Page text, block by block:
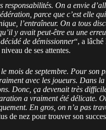
On a envie
parce que c’est elle
l’entraîneur. On a tous
y avait peut-être eu une
de démissionner“, a
de ses attentes.
mois de septembre. Pour son
avec les joueurs. Dans
Donc, ça devenait très
a vraiment été délicate.
En gros, on n’a pas
de nez pour trouver son